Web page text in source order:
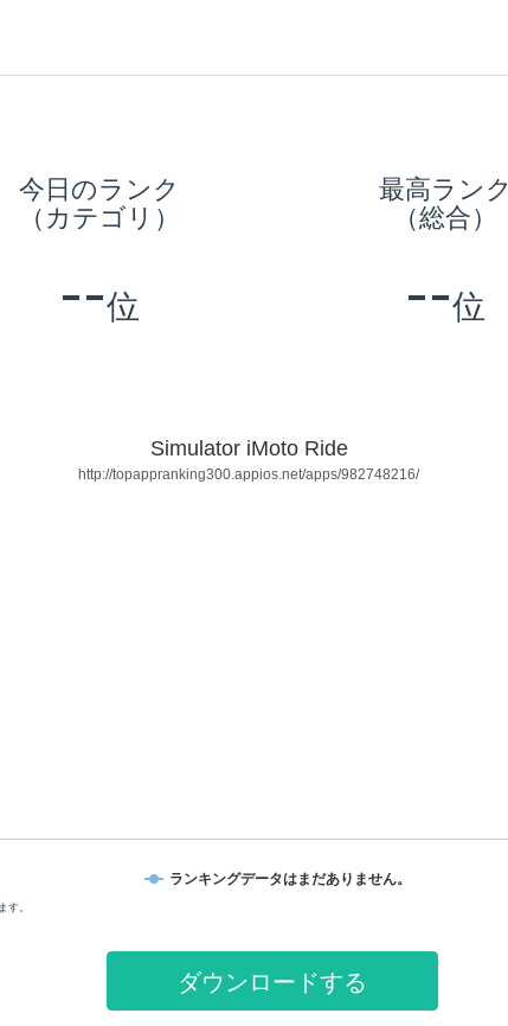
今日のランク
（カテゴリ）
--位
最高ランク
（総合）
--位
Simulator iMoto Ride
http://topappranking300.appios.net/apps/982748216/
ランキングデータはまだありません。
す。
ダウンロードする